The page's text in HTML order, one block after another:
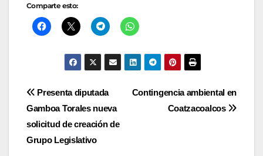
Comparte esto:
Navegación
de
entradas
Contingencia ambiental en
Coatzacoalcos
Presenta diputada
Gamboa Torales nueva
solicitud de creación de
Grupo Legislativo